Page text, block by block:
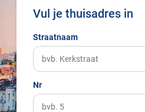
Vul je thuisadres in
Straatnaam
Nr